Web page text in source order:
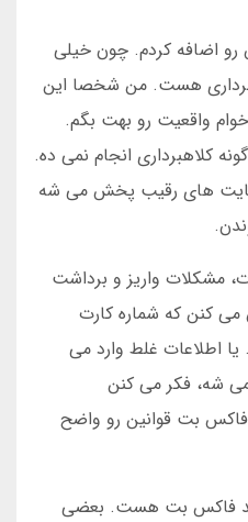
اضافه کردم. چون خیلی
هست. من شخصا این
واقعیت رو بهت بگم.
کلاهبرداری انجام نمی ده.
سایت های رقیب پخش می شه
مشکلات واریز و برداشت
کنن که شماره کارت
اطلاعات غلط وارد می
شه، فکر می کنن
بت قوانین رو واضح
فاکس بت هست. بعضی